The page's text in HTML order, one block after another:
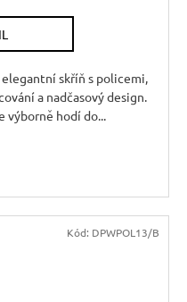
A
skříň s policemi,
a nadčasový design.
výborně hodí do...
Kód: DPWPOL13/B